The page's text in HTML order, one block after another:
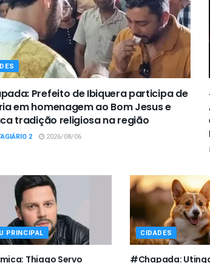
Prefeito de Ibiquera participa de
em homenagem ao Bom Jesus e
tradição religiosa na região
2 2026/08/06
PRINCIPAL
Thiago Servo
CIDADES
#Chapada: